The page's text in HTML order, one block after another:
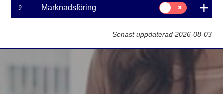
9 Marknadsföring
Samtycke
för:
Marknadsföring
Senast uppdaterad 2026-08-03